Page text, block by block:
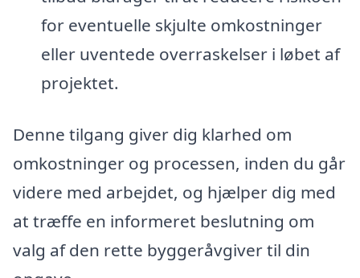
for eventuelle skjulte omkostninger
eller uventede overraskelser i løbet af
projektet.
Denne tilgang giver dig klarhed om
omkostninger og processen, inden du går
videre med arbejdet, og hjælper dig med
at træffe en informeret beslutning om
valg af den rette byggeråvgiver til din